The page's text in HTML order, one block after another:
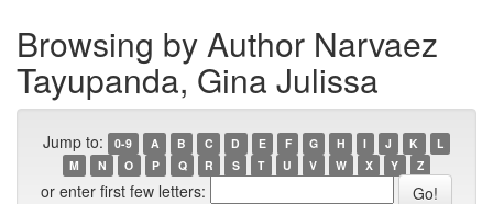
Browsing by Author Narvaez
Tayupanda, Gina Julissa
Jump to: 0-9 A B C D E F G H I J K
L
M
N O P Q R S T U V W X Y Z
or enter first few letters: